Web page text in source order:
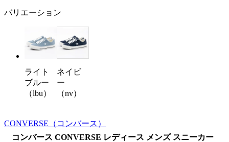
バリエーション
ライト
ブルー
（lbu）
ネイビ
ー
（nv）
CONVERSE （コンバース）
コンバース CONVERSE レディース メンズ スニーカー